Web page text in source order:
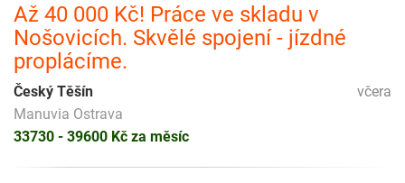
Až 40 000 Kč! Práce ve skladu v
Nošovicích. Skvělé spojení - jízdné
proplácíme.
včera
Český Těšín
Manuvia Ostrava
33730 - 39600 Kč za měsíc